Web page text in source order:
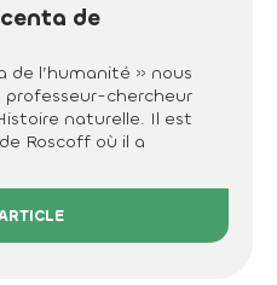
de
de l’humanité » nous
professeur-chercheur
naturelle. Il est
Roscoff où il a